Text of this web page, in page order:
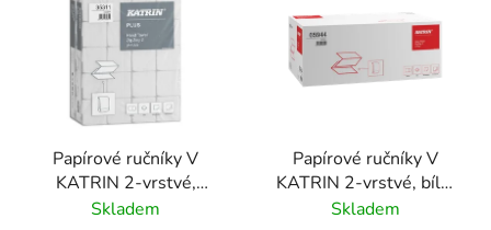
Papírové ručníky V
KATRIN 2-vrstvé,
celulóza, 4000 ks,
Skladem
Papírové ručníky V
KATRIN 2-vrstvé, bílé,
3000 ks, 65944
Skladem